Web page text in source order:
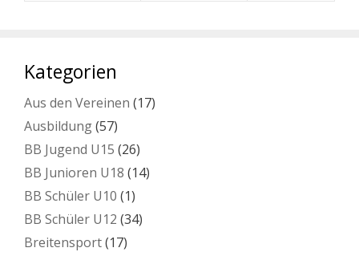
Kategorien
Aus den Vereinen (17)
Ausbildung(57)
BB Jugend U15 (26)
BB Junioren U18 (14)
BB Schüler U10 (1)
BB Schüler U12 (34)
Breitensport(17)